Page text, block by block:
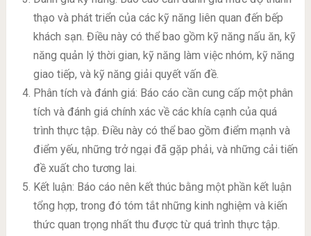
thạo và phát triển của các kỹ năng liên quan đến bếp
khách sạn. Điều này có thể bao gồm kỹ năng nấu ăn, kỹ
năng quản lý thời gian, kỹ năng làm việc nhóm, kỹ năng
giao tiếp, và kỹ năng giải quyết vấn đề.
Phân tích và đánh giá: Báo cáo cần cung cấp một phân
tích và đánh giá chính xác về các khía cạnh của quá
trình thực tập. Điều này có thể bao gồm điểm mạnh và
điểm yếu, những trở ngại đã gặp phải, và những cải tiến
đề xuất cho tương lai.
Kết luận: Báo cáo nên kết thúc bằng một phần kết luận
tổng hợp, trong đó tóm tắt những kinh nghiệm và kiến
thức quan trọng nhất thu được từ quá trình thực tập.